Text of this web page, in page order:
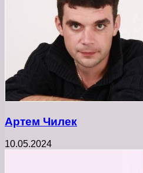
Артем Чилек
10.05.2024